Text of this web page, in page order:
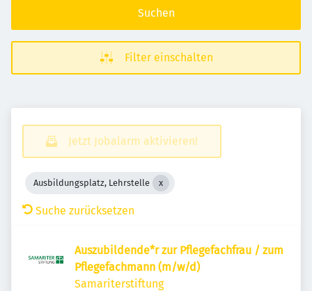
Suchen
Filter einschalten
Jetzt Jobalarm aktivieren!
Ausbildungsplatz, Lehrstelle
Suche zurücksetzen
Auszubildende*r zur Pflegefachfrau / zum
Pflegefachmann (m/w/d)
Samariterstiftung